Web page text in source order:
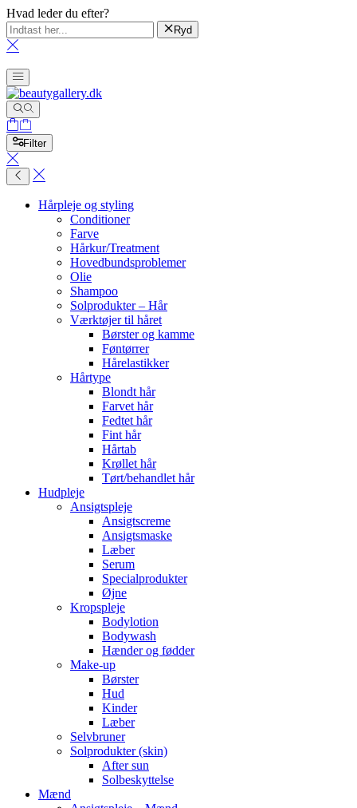
Hvad leder du efter?
Ryd
Filter
Hårpleje og styling
Conditioner
Farve
Hårkur/Treatment
Hovedbundsproblemer
Olie
Shampoo
Solprodukter – Hår
Værktøjer til håret
Børster og kamme
Føntørrer
Hårelastikker
Hårtype
Blondt hår
Farvet hår
Fedtet hår
Fint hår
Hårtab
Krøllet hår
Tørt/behandlet hår
Hudpleje
Ansigtspleje
Ansigtscreme
Ansigtsmaske
Læber
Serum
Specialprodukter
Øjne
Kropspleje
Bodylotion
Bodywash
Hænder og fødder
Make-up
Børster
Hud
Kinder
Læber
Selvbruner
Solprodukter (skin)
After sun
Solbeskyttelse
Mænd